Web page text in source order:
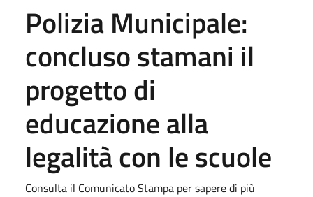
Polizia Municipale:
concluso stamani il
progetto di
educazione alla
legalità con le scuole
Consulta il Comunicato Stampa per sapere di più